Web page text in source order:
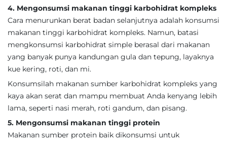
4. Mengonsumsi makanan tinggi karbohidrat kompleks
Cara menurunkan berat badan selanjutnya adalah konsumsi
makanan tinggi karbohidrat kompleks. Namun, batasi
mengkonsumsi karbohidrat simple berasal dari makanan
yang banyak punya kandungan gula dan tepung, layaknya
kue kering, roti, dan mi.
Konsumsilah makanan sumber karbohidrat kompleks yang
kaya akan serat dan mampu membuat Anda kenyang lebih
lama, seperti nasi merah, roti gandum, dan pisang.
5. Mengonsumsi makanan tinggi protein
Makanan sumber protein baik dikonsumsi untuk